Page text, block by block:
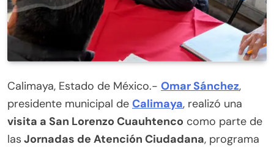
Calimaya, Estado de México.- Omar Sánchez,
presidente municipal de Calimaya, realizó una
visita a San Lorenzo Cuauhtenco como parte de
las Jornadas de Atención Ciudadana, programa